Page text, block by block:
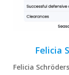
Felicia
Felicia